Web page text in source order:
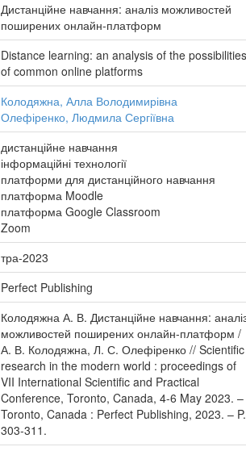
Дистанційне навчання: аналіз можливостей
поширених онлайн-платформ
Distance learning: an analysis of the possibilities
of common online platforms
Колодяжна, Алла Володимирівна
Олефіренко, Людмила Сергіївна
дистанційне навчання
інформаційні технології
платформи для дистанційного навчання
платформа Moodle
платформа Google Classroom
Zoom
тра-2023
Perfect Publishing
Колодяжна А. В. Дистанційне навчання:
можливостей поширених онлайн-платформ /
А. В. Колодяжна, Л. С. Олефіренко // Scientific
research in the modern world : proceedings of
VII International Scientific and Practical
Conference, Toronto, Canada, 4-6 May 2023. –
Toronto, Canada : Perfect Publishing, 2023. – P.
303-311.